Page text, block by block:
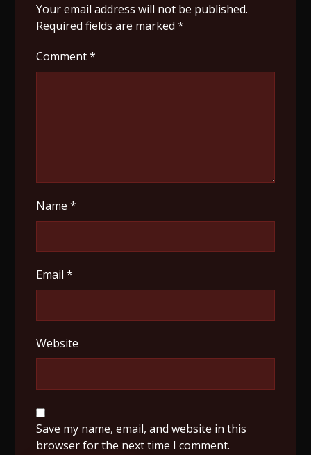
Your email address will not be published.
Required fields are marked*
Comment*
Name*
Email*
Website
Save my name, email, and website in this
browser for the next time I comment.